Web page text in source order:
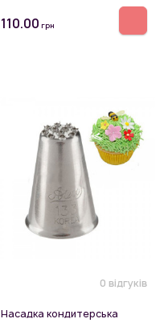
110.00 грн
0 відгуків
Насадка кондитерська